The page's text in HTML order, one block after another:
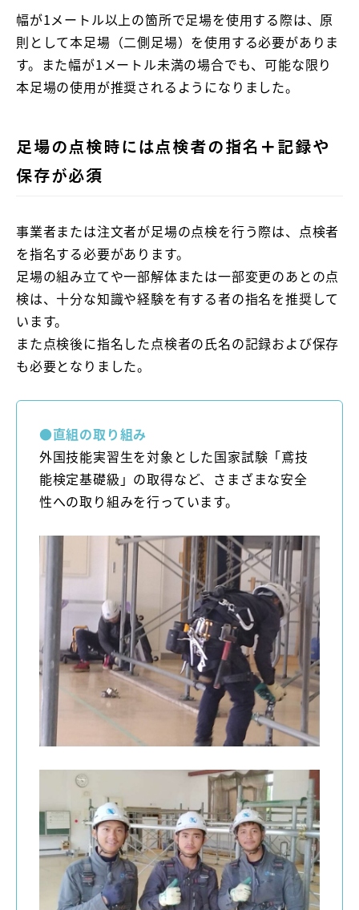
幅が1メートル以上の箇所で足場を使用する際は、原
則として本足場（二側足場）を使用する必要がありま
す。また幅が1メートル未満の場合でも、可能な限り
本足場の使用が推奨されるようになりました。
足場の点検時には点検者の指名＋記録や
保存が必須
事業者または注文者が足場の点検を行う際は、点検者
を指名する必要があります。
足場の組み立てや一部解体または一部変更のあとの点
検は、十分な知識や経験を有する者の指名を推奨して
います。
また点検後に指名した点検者の氏名の記録および保存
も必要となりました。
●直組の取り組み
外国技能実習生を対象とした国家試験「鳶技
能検定基礎級」の取得など、さまざまな安全
性への取り組みを行っています。